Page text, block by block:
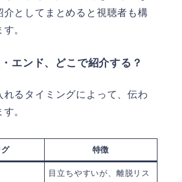
介としてまとめると視聴者も構
。
エンド、どこで紹介する？
れるタイミングによって、伝わ
。
特徴
目立ちやすいが、離脱リス